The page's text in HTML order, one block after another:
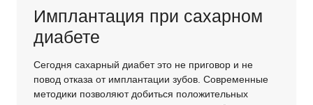
Имплантация при сахарном
диабете
Сегодня сахарный диабет это не приговор и не
повод отказа от имплантации зубов. Современные
методики позволяют добиться положительных